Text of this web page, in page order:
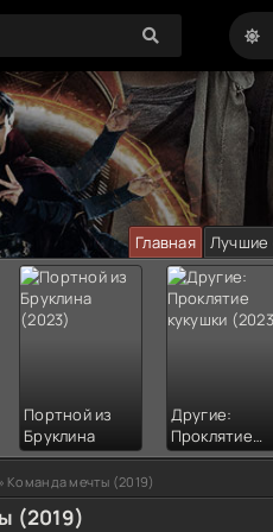
Главная Лучшие
Портной из
Бруклина
Другие:
Проклятие
кукушки
» Команда мечты (2019)
(2019)